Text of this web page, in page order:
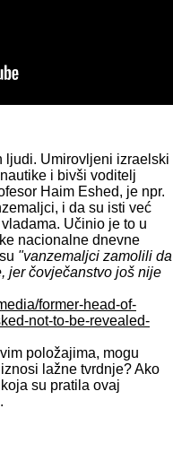
ljudi. Umirovljeni izraelski
i bivši voditelj
Haim Eshed, je npr.
i da su isti već
Učinio je to u
nacionalne dnevne
"vanzemaljci zamolili da
jer čovječanstvo još nije
former-head-of-
not-to-be-revealed-
položajima, mogu
lažne tvrdnje? Ako
su pratila ovaj